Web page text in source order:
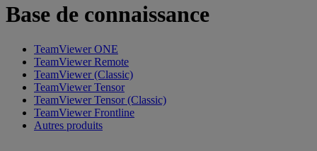
Base de connaissance
TeamViewer ONE
TeamViewer Remote
TeamViewer (Classic)
TeamViewer Tensor
TeamViewer Tensor (Classic)
TeamViewer Frontline
Autres produits